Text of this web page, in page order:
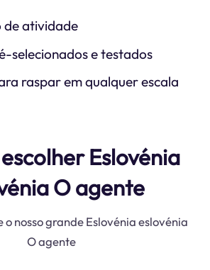
atividade
selecionados e testados
raspar em qualquer escala
Eslovénia
O agente
o nosso grande Eslovénia eslovénia
O agente